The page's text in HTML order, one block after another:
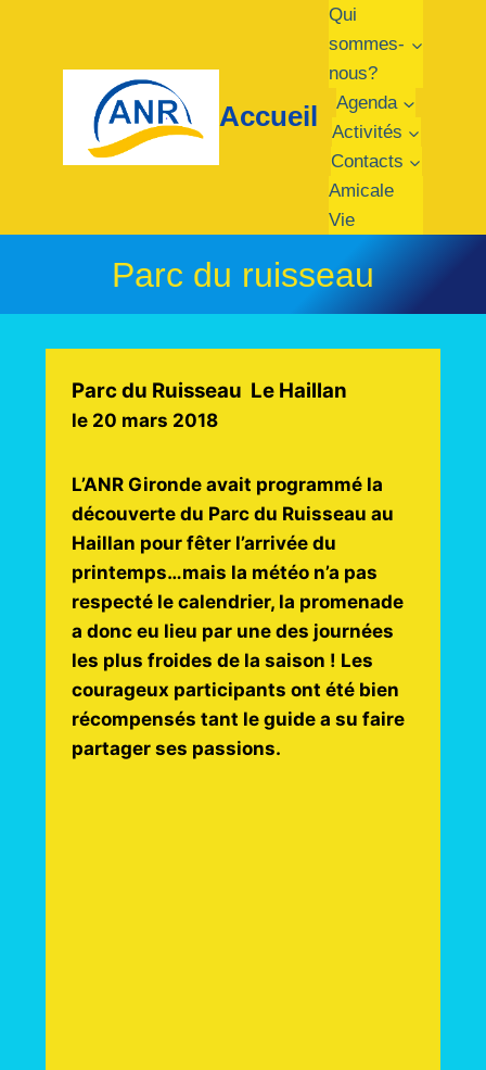
contenu
Accueil
Qui
sommes-
nous?
Agenda
Activités
Contacts
Amicale
Vie
Parc du ruisseau
Parc du Ruisseau Le Haillan
le 20 mars 2018
L’ANR Gironde avait programmé la
découverte du Parc du Ruisseau au
Haillan pour fêter l’arrivée du
printemps…mais la météo n’a pas
respecté le calendrier, la promenade
a donc eu lieu par une des journées
les plus froides de la saison ! Les
courageux participants ont été bien
récompensés tant le guide a su faire
partager ses passions.